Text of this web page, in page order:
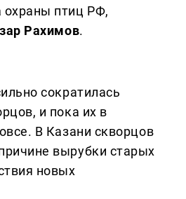
охраны птиц РФ,
Рахимов.
сократилась
и пока их в
В Казани скворцов
вырубки старых
новых